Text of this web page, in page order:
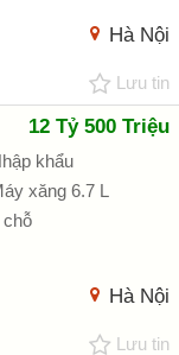
Hà Nội
Lưu tin
12 Tỷ 500 Triệu
khẩu
xăng 6.7 L
chỗ
Hà Nội
Lưu tin